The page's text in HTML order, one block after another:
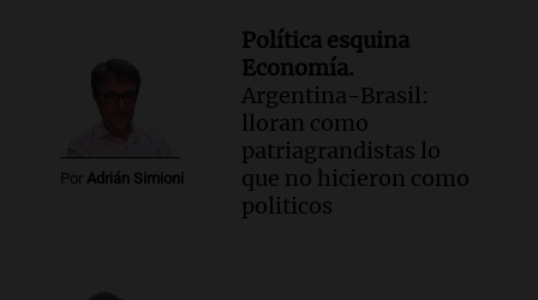
Por Adrián Simioni
Política esquina
Economía.
Argentina-Brasil:
lloran como
patriagrandistas lo
que no hicieron como
politicos